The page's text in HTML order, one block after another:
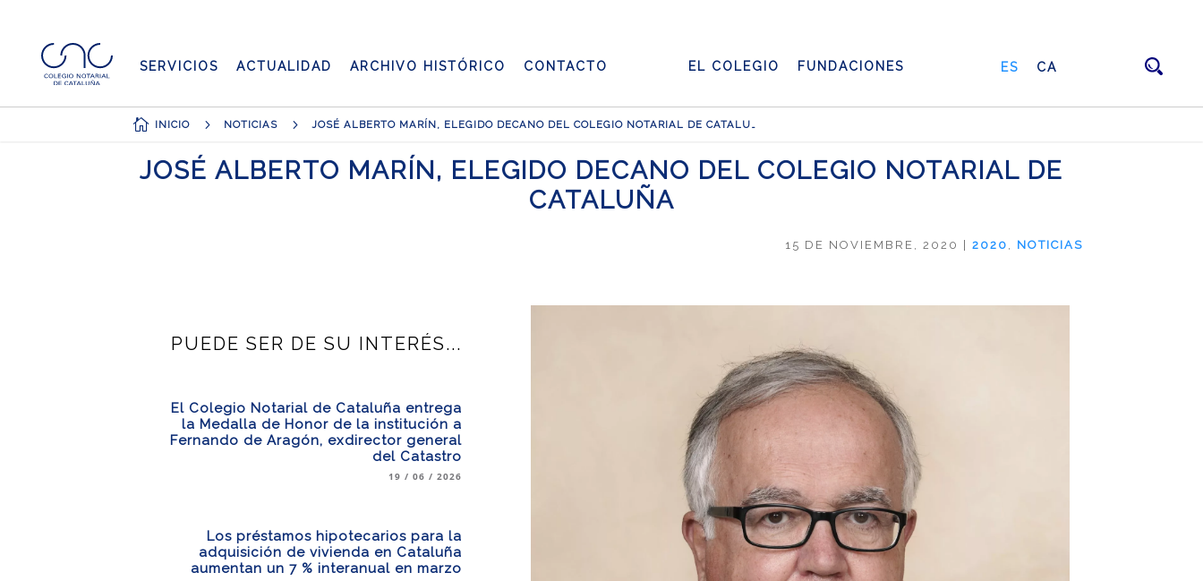
SERVICIOS ACTUALIDAD ARCHIVO HISTÓRICO CONTACTO EL COLEGIO FUNDACIONES ES CA
 INICIO 5 NOTICIAS 5 JOSÉ ALBERTO MARÍN, ELEGIDO DECANO DEL COLEGIO NOTARIAL DE CATALUÑA
JOSÉ ALBERTO MARÍN, ELEGIDO DECANO DEL COLEGIO NOTARIAL DE
CATALUÑA
15 DE NOVIEMBRE, 2020 | 2020 NOTICIAS
PUEDE SER DE SU INTERÉS...
El Colegio Notarial de Cataluña entrega
la Medalla de Honor de la institución a
Fernando de Aragón, exdirector general
del Catastro
19 / 06 / 2026
Los préstamos hipotecarios para la
adquisición de vivienda en Cataluña
aumentan un 7 % interanual en marzo